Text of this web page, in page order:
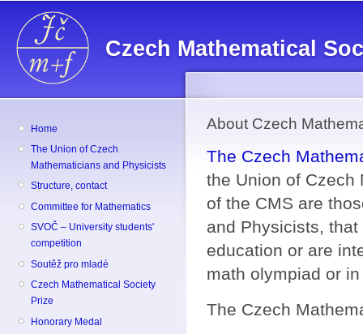
Czech Mathematical
Home
The Union of Czech
Mathematicians and Physicists
Structure, contact
Committee for Mathematics
SVOČ – University students'
competition
Soutěž pro mladé
Czech Mathematical Society
Prize
Honorary Medal
About Czech
The Czech
the Union of Czech
of the CMS are
and Physicists,
education or are
math olympiad or
The Czech